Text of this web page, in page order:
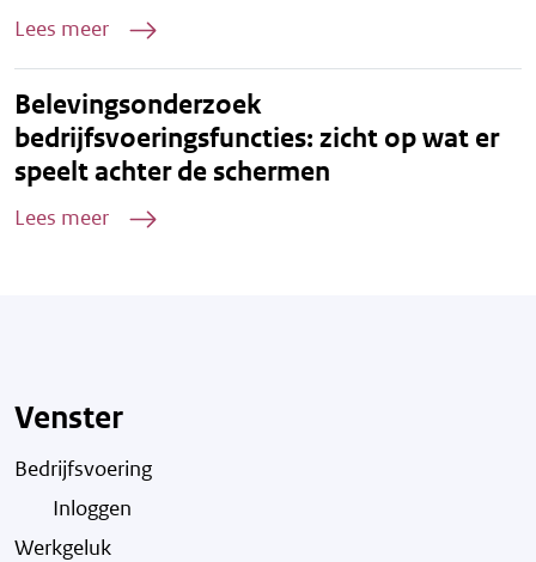
Lees meer
Belevingsonderzoek
bedrijfsvoeringsfuncties: zicht op wat er
speelt achter de schermen
Lees meer
Venster
Bedrijfsvoering
Inloggen
Werkgeluk